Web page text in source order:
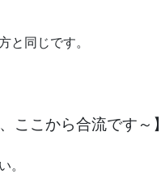
と同じです。
ここから合流です～】
。